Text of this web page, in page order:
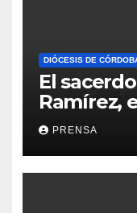
DIÓCESIS DE
El
Ramírez,
Iglesia
PRENSA